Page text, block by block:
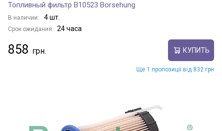
Топливный фильтр B10523 Borsehung
В наличии: 4 шт.
Срок ожидания: 24 часа
858 КУПИТЬ
Ще 1 пропозиції від 832 грн